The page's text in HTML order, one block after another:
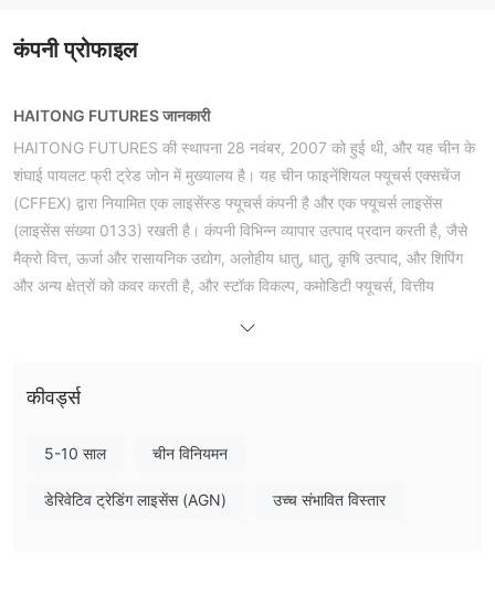
कंपनी प्रोफाइल
HAITONG FUTURES जानकारी
HAITONG FUTURES की स्थापना 28 नवंबर, 2007 को हुई थी, और यह चीन के
शंघाई पायलट फ्री ट्रेड जोन में मुख्यालय है। यह चीन फाइनेंशियल फ्यूचर्स एक्सचेंज
(CFFEX) द्वारा नियामित एक लाइसेंस्ड फ्यूचर्स कंपनी है और एक फ्यूचर्स लाइसेंस
(लाइसेंस संख्या 0133) रखती है। कंपनी विभिन्न व्यापार उत्पाद प्रदान करती है, जैसे
मैक्रो वित्त, ऊर्जा और रासायनिक उद्योग, अलोहीय धातु, धातु, कृषि उत्पाद, और शिपिंग
और अन्य क्षेत्रों को कवर करती है, और स्टॉक विकल्प, कमोडिटी फ्यूचर्स, वित्तीय
करने के लिए डेमो खाते, एपीआई एक्सेस, और मल्टी-बैंक फंड जमा और निकासी सेवाएं
हैटोंग फ्यूचर्स कंपनी लिमिटेड चीन फाइनेंशियल फ्यूचर्स एक्सचेंज का एक
कीवर्ड्स
5-10 साल चीन विनियमन
डेरिवेटिव ट्रेडिंग लाइसेंस (AGN) उच्च संभावित विस्तार